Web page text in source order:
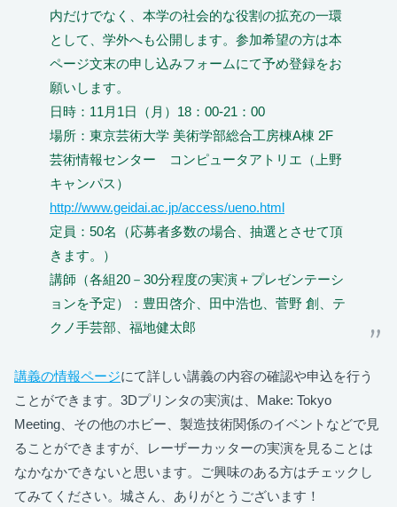
内だけでなく、本学の社会的な役割の拡充の一環
として、学外へも公開します。参加希望の方は本
ページ文末の申し込みフォームにて予め登録をお
願いします。
日時：11月1日（月）18：00-21：00
場所：東京芸術大学 美術学部総合工房棟A棟 2F
芸術情報センター コンピュータアトリエ（上野
キャンパス）
http://www.geidai.ac.jp/access/ueno.html
定員：50名（応募者多数の場合、抽選とさせて頂
きます。）
講師（各組20－30分程度の実演＋プレゼンテーシ
ョンを予定）：豊田啓介、田中浩也、菅野 創、テ
クノ手芸部、福地健太郎
講義の情報ページにて詳しい講義の内容の確認や申込を行う
ことができます。3Dプリンタの実演は、Make: Tokyo
Meeting、その他のホビー、製造技術関係のイベントなどで見
ることができますが、レーザーカッターの実演を見ることは
なかなかできないと思います。ご興味のある方はチェックし
てみてください。城さん、ありがとうございます！